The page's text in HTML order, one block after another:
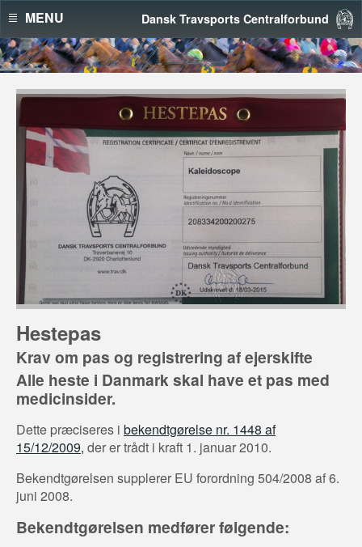
Dansk Travsports Centralforbund
MENU
Hestepas
Krav om pas og registrering af ejerskifte
Alle heste i Danmark skal have et pas med
medicinsider.
Dette præciseres i bekendtgørelse nr. 1448 af
15/12/2009, der er trådt i kraft 1. januar 2010.
Bekendtgørelsen supplerer EU forordning 504/2008 af 6.
juni 2008.
Bekendtgørelsen medfører følgende: